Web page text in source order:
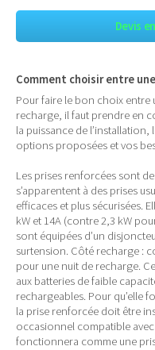
Devis
Comment choisir entre
Pour faire le bon choix
recharge, il faut prendre en
la puissance de
options proposées et vos
Les prises renforcées sont
s’apparentent à des prises
efficaces et plus sécurisées.
kW et 14A (contre 2,3 kW
sont équipées d’un
surtension. Côté recharge :
pour une nuit de recharge.
aux batteries de faible
rechargeables. Pour qu’elle
la prise renforcée doit être
occasionnel compatible
fonctionnera comme une